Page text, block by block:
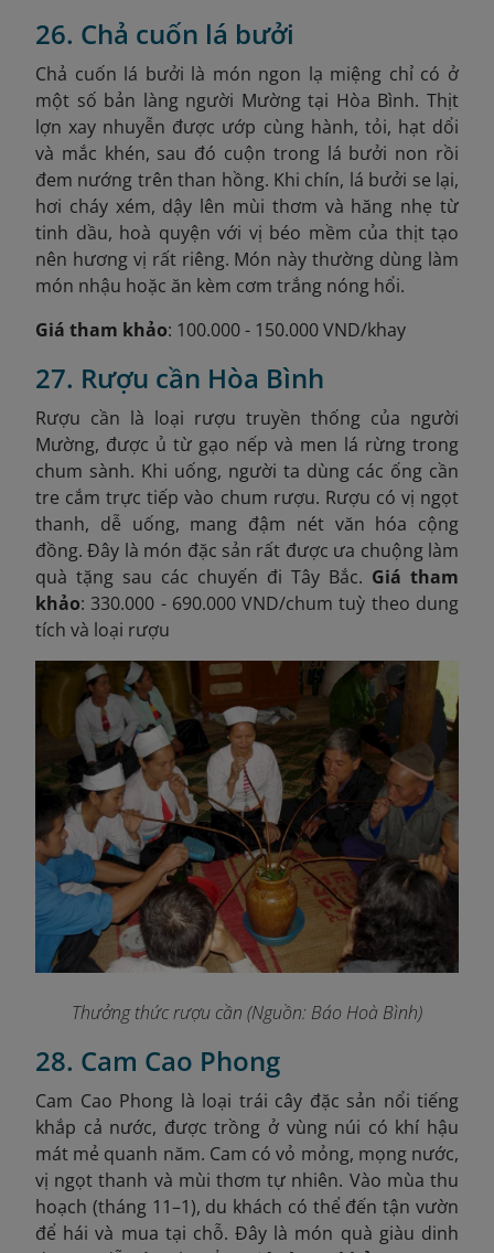
26. Chả cuốn lá bưởi
Chả cuốn lá bưởi là món ngon lạ miệng chỉ có ở
một số bản làng người Mường tại Hòa Bình. Thịt
lợn xay nhuyễn được ướp cùng hành, tỏi, hạt dổi
và mắc khén, sau đó cuộn trong lá bưởi non rồi
đem nướng trên than hồng. Khi chín, lá bưởi se lại,
hơi cháy xém, dậy lên mùi thơm và hăng nhẹ từ
tinh dầu, hoà quyện với vị béo mềm của thịt tạo
nên hương vị rất riêng. Món này thường dùng làm
món nhậu hoặc ăn kèm cơm trắng nóng hổi.
Giá tham khảo: 100.000 - 150.000 VND/khay
27. Rượu cần Hòa Bình
Rượu cần là loại rượu truyền thống của người
Mường, được ủ từ gạo nếp và men lá rừng trong
chum sành. Khi uống, người ta dùng các ống cần
tre cắm trực tiếp vào chum rượu. Rượu có vị ngọt
thanh, dễ uống, mang đậm nét văn hóa cộng
đồng. Đây là món đặc sản rất được ưa chuộng làm
quà tặng sau các chuyến đi Tây Bắc. Giá tham
khảo: 330.000 - 690.000 VND/chum tuỳ theo dung
tích và loại rượu
Thưởng thức rượu cần (Nguồn: Báo Hoà Bình)
28. Cam Cao Phong
Cam Cao Phong là loại trái cây đặc sản nổi tiếng
khắp cả nước, được trồng ở vùng núi có khí hậu
mát mẻ quanh năm. Cam có vỏ mỏng, mọng nước,
vị ngọt thanh và mùi thơm tự nhiên. Vào mùa thu
hoạch (tháng 11–1), du khách có thể đến tận vườn
để hái và mua tại chỗ. Đây là món quà giàu dinh